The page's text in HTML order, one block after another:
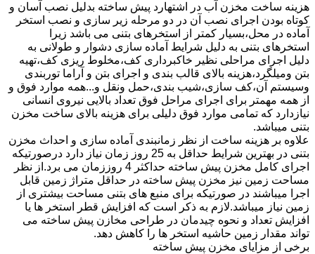
هزینه ساخت مخزن آب در اشتهارد پیش ساخته بدلیل نصب آسان و
کوتاه بودن اجرای نصب آن در دو مرحله زیر سازی و نصب استخر
آماده در محل،بسیار کمتر از استخرهای بتنی می باشد زیرا
استخرهای بتنی به دلیل شرایط آماده سازی دشوار و طولانی به
دلیل اجرای مراحلی نظیر خاکبرداری کف،مخلوط ریزی کف،تهیه
بتن ومیلگرد،هزینه بالای قالب بندی و اجرای بتن و آراما توربندی
وسیستم آن،کف سازی،شیب بندی،حمل ونقل و...همه موارد فوق و
از همه مهمتر برای اجرای مراحل فوق تعداد بالایی نیروی انسانی
نیازدارد که تمامی موارد فوق دلیلی برای هزینه بالای ساخت مخزن
بتنی میباشد.
علاوه بر هزینه ساخت از نظر زمانبندی آماده سازی و احداث مخزن
بتنی در بهترین شرایط حداقل به 25 روز زمان نیاز دارد درصورتیکه
اجرای کامل مخزن پیش ساخته حداکثر 4 روززمان می برد.از نظر
مساحت زمین نیز مخزن پیش ساخته در حداقل متراژ زمین قابل
اجرا میباشند در صورتیکه برای منبع های بتنی مساحت بیشتری از
زمین نیاز میباشد.لازم به ذکر است که افزایش قطر استخر ها یا
افزایش تعداد و نحوه چیدمان در طراحی مخازن پیش ساخته می
تواند مقدار زمین حاشیه استخر ها را کاهش دهد.
برخی از مزایای مخزن پیش ساخته